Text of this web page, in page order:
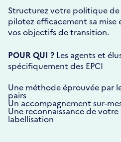
Structurez votre politique
pilotez efficacement sa
vos objectifs de transition.
POUR QUI ? Les agents et
spécifiquement des EPCI
Une méthode éprouvée par
pairs
Un accompagnement sur-
Une reconnaissance de
labellisation